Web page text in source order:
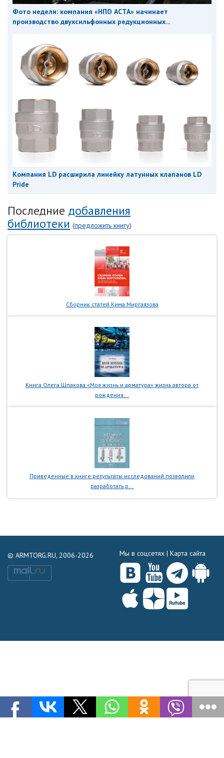
Фото недели: компания «НПО АСТА» начинает
производство двухсильфонных редукционных...
Компания LD расширила линейку латунных клапанов LD
Pride
Последние добавления
библиотеки (предложить книгу)
Сборник статей Кима Миргаязова
Книга Олега Шпакова «Моя жизнь и арматура» жизнь автора от
рождения...
Приведенные в книге результаты исследований позволили
разработать р...
© ARMTORG.RU, 2006-2026 Мы в соцсетях | Карта сайта